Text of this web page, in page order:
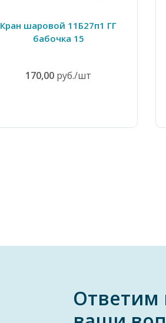
Кран шаровой 11Б27п1 ГГ
бабочка 15
170,00 руб./шт
Ответим